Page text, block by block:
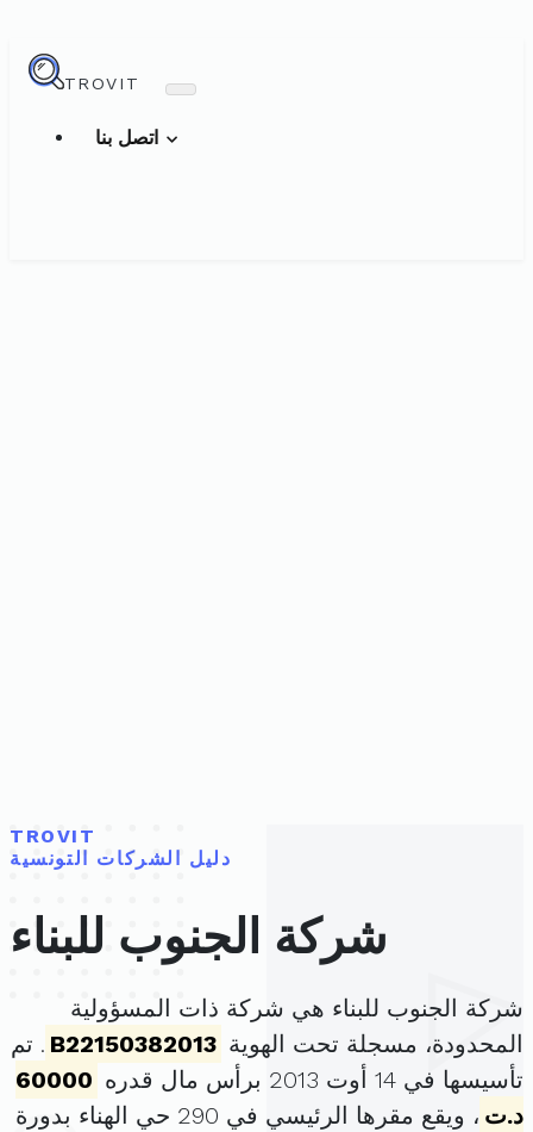
TROVIT
TROVIT
دليل الشركات التونسية
شركة الجنوب للبناء
شركة الجنوب للبناء هي شركة ذات المسؤولية
المحدودة، مسجلة تحت الهوية B22150382013 . تم
تأسيسها في 14 أوت 2013 برأس مال قدره
60000
د.ت
، ويقع مقرها الرئيسي في 290 حي الهناء بدورة